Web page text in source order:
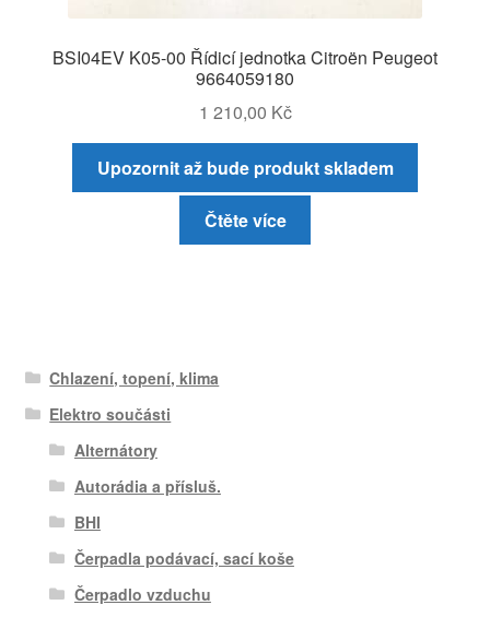
BSI04EV K05-00 Řídicí jednotka Citroën Peugeot
9664059180
1 210,00 Kč
Upozornit až bude produkt skladem
Čtěte více
Chlazení, topení, klima
Elektro součásti
Alternátory
Autorádia a přísluš.
BHI
Čerpadla podávací, sací koše
Čerpadlo vzduchu